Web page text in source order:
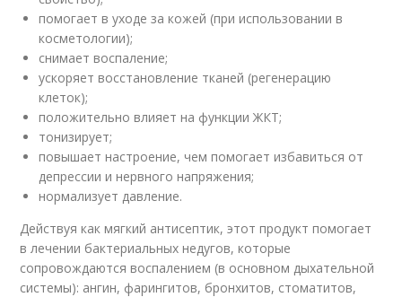
помогает в уходе за кожей (при использовании в
косметологии);
снимает воспаление;
ускоряет восстановление тканей (регенерацию
клеток);
положительно влияет на функции ЖКТ;
тонизирует;
повышает настроение, чем помогает избавиться от
депрессии и нервного напряжения;
нормализует давление.
Действуя как мягкий антисептик, этот продукт помогает
в лечении бактериальных недугов, которые
сопровождаются воспалением (в основном дыхательной
системы): ангин, фарингитов, бронхитов, стоматитов,